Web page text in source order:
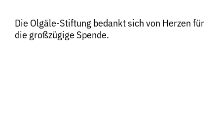
Die Olgäle-Stiftung bedankt sich von Herzen für
die großzügige Spende.